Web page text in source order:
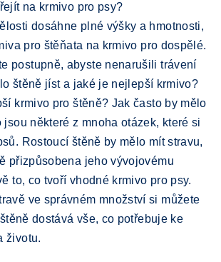
na krmivo pro psy?
dosáhne plné výšky a hmotnosti,
pro štěňata na krmivo pro dospělé.
postupně, abyste nenarušili trávení
štěně jíst a jaké je nejlepší krmivo?
krmivo pro štěně? Jak často by mělo
jsou některé z mnoha otázek, které si
Rostoucí štěně by mělo mít stravu,
přizpůsobena jeho vývojovému
to, co tvoří vhodné krmivo pro psy.
ve správném množství si můžete
dostává vše, co potřebuje ke
životu.